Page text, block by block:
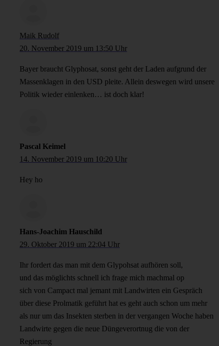
Maik Rudolf
20. November 2019 um 13:50 Uhr
Bayer braucht Glyphosat, sonst geht der Laden aufgrund der
Massenklagen in den USD pleite. Allein deswegen wird unsere
Politik wieder einlenken… ist doch klar!
Pascal Keimel
14. November 2019 um 10:20 Uhr
Hey ho
Hans-Joachim Hauschild
29. Oktober 2019 um 22:04 Uhr
Ihr fordert das man mit dem Glypohsat aufhören soll,
und das möglichts schnell ich frage mich machmal op
sich von Campact mal jemant mit Landwirten ein Gespräch
über diese Prolmatik geführt hat es geht auch schon um mehr
als nur um das Insekten sterben in der vergangen Woche haben
Landwirte gegen die neue Düngeverortnug die von der
Regierung